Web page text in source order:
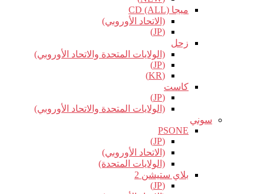
ميجا CD (ALL)
(الاتحاد الأوروبي)
(JP)
زحل
(الولايات المتحدة والاتحاد الأوروبي)
(JP)
(KR)
كاست
(JP)
(الولايات المتحدة والاتحاد الأوروبي)
سوني
PSONE
(JP)
(الاتحاد الأوروبي)
(الولايات المتحدة)
بلاي ستيشن 2
(JP)